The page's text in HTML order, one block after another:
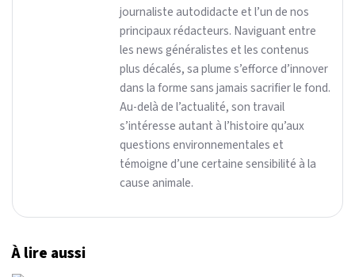
journaliste autodidacte et l’un de nos
principaux rédacteurs. Naviguant entre
les news généralistes et les contenus
plus décalés, sa plume s’efforce d’innover
dans la forme sans jamais sacrifier le fond.
Au-delà de l’actualité, son travail
s’intéresse autant à l’histoire qu’aux
questions environnementales et
témoigne d’une certaine sensibilité à la
cause animale.
À lire aussi